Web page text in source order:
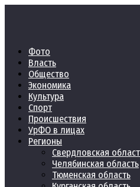
Фото
Власть
Общество
Экономика
Культура
Спорт
Происшествия
УрФО в лицах
Регионы
Свердловская
Челябинская область
Тюменская область